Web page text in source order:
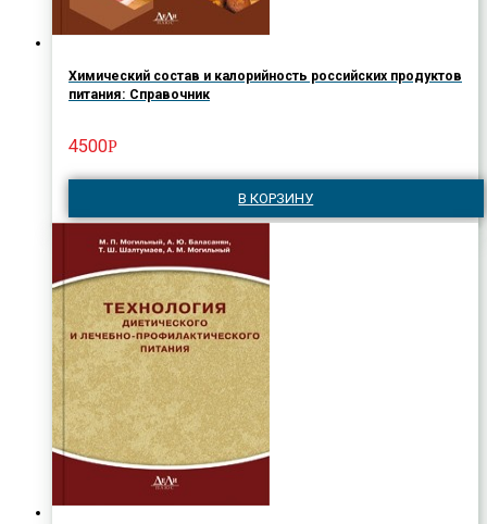
Химический состав и калорийность российских продуктов
питания: Справочник
4500Р
В КОРЗИНУ